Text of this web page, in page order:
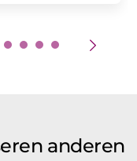
anderen